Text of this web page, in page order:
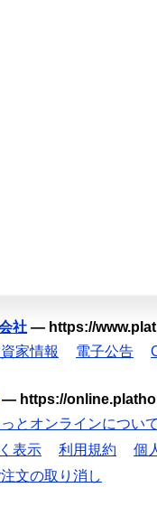
社 — https://
家情報 電子公告
— https://
とオンラインについて
表示
利用規約 個
文の取り消し